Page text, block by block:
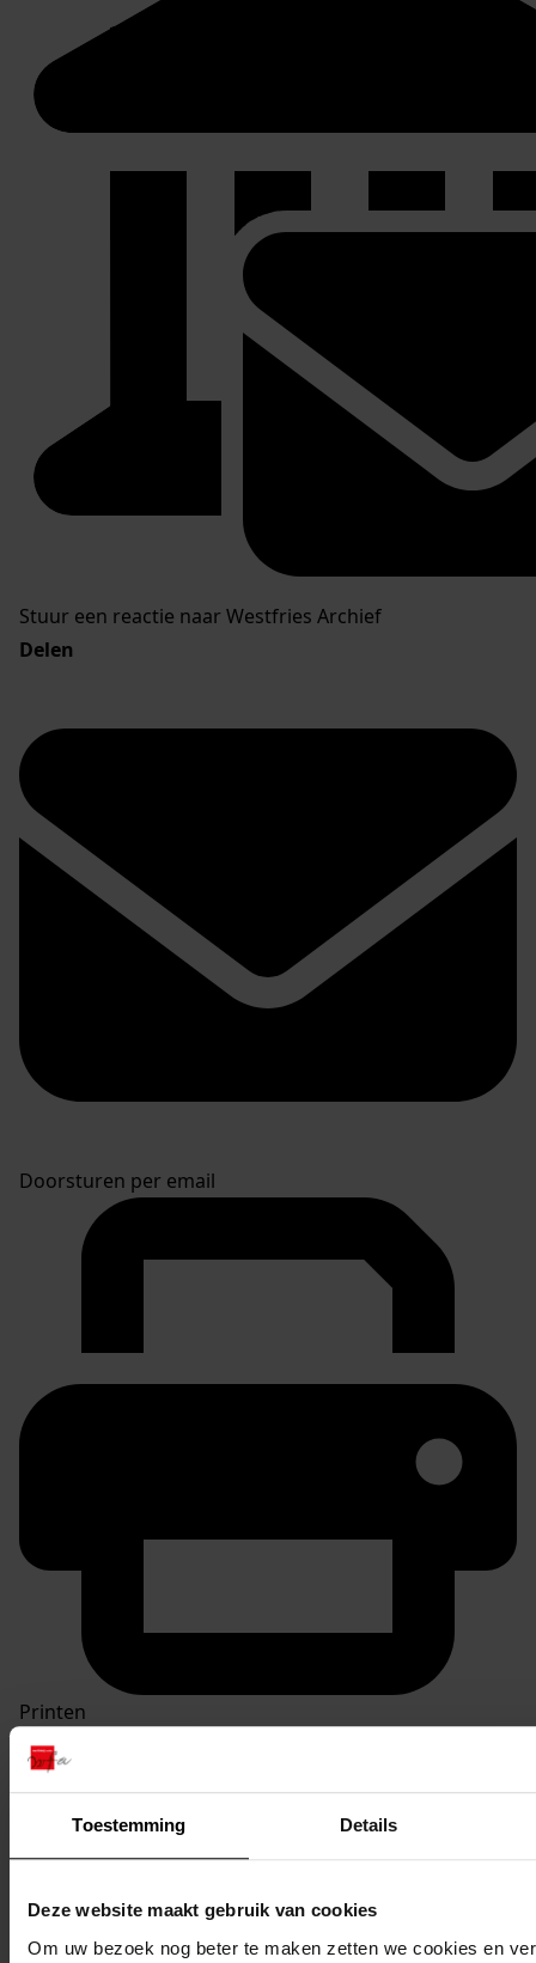
Toestemming Details
Deze website maakt gebruik van cookies
Om uw bezoek nog beter te maken zetten we cookies en
Stuur een reactie naar Westfries Archief
Delen
Doorsturen per email
Printen
duurzaam webadres
1777 Verbouw van bedrijfspand tot woning, 04-07-